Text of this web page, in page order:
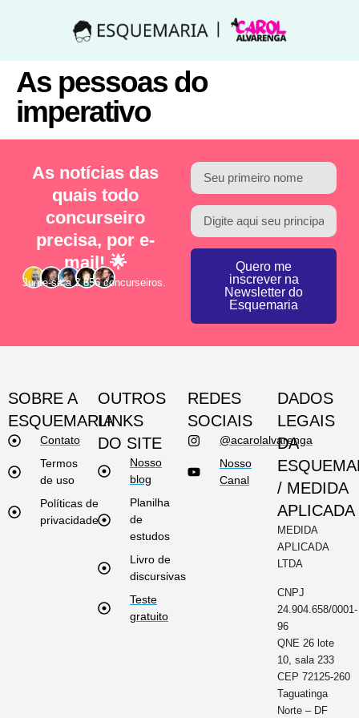
As pessoas do
imperativo
As notícias das
quais todo
concurseiro
precisa, por e-
mail! 🌟
Junte-se a 2.856 concurseiros.
Quero me
inscrever na
Newsletter do
Esquemaria
SOBRE A
ESQUEMARIA
Contato
Termos
de uso
Políticas de
privacidade
OUTROS
LINKS
DO SITE
Nosso
blog
Planilha
de
estudos
Livro de
discursivas
Teste
gratuito
REDES
SOCIAIS
@acarolalvarenga
Nosso
Canal
DADOS
LEGAIS
DA
/ MEDIDA
APLICADA
MEDIDA
APLICADA
LTDA
CNPJ
24.904.658/0001-
96
QNE 26 lote
10, sala 233
CEP 72125-260
Taguatinga
Norte – DF